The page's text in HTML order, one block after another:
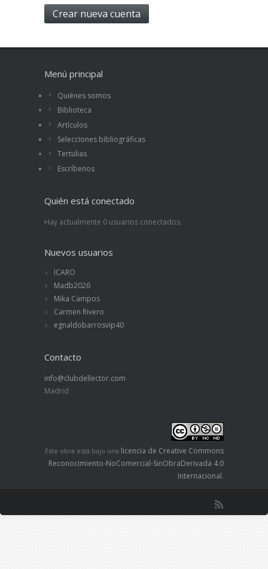
Menú principal
Quiénes somos
Biblioteca
Artículos
Selecciones bibliográficas
Tertulias
Escríbenos
Quién está conectado
Hay actualmente 0 usuarios conectados.
Nuevos usuarios
ICARO
Madb2026
Mika Campos
Carmen Rivero
egnaldobarrosvip40
Contacto
info@clubdellector.com
Madrid
Este obra está bajo una licencia de Creative Commons
Reconocimiento-NoComercial-SinObraDerivada 4.0
Internacional